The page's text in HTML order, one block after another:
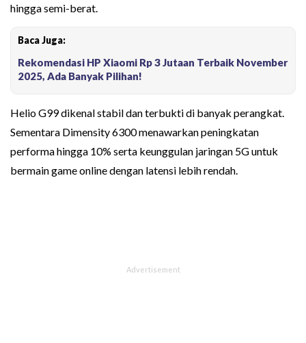
hingga semi-berat.
Baca Juga:
Rekomendasi HP Xiaomi Rp 3 Jutaan Terbaik November
2025, Ada Banyak Pilihan!
Helio G99 dikenal stabil dan terbukti di banyak perangkat.
Sementara Dimensity 6300 menawarkan peningkatan
performa hingga 10% serta keunggulan jaringan 5G untuk
bermain game online dengan latensi lebih rendah.